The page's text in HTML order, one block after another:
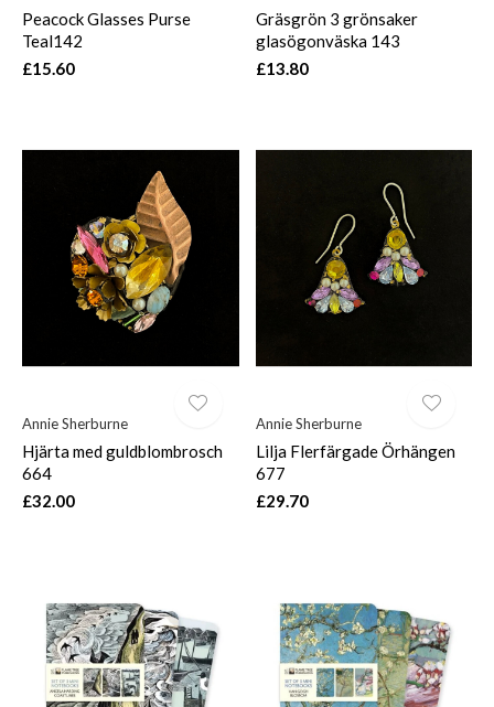
Peacock Glasses Purse
Teal142
£15.60
Gräsgrön 3 grönsaker
glasögonväska 143
£13.80
Annie Sherburne
Hjärta med guldblombrosch
664
£32.00
Annie Sherburne
Lilja Flerfärgade Örhängen
677
£29.70